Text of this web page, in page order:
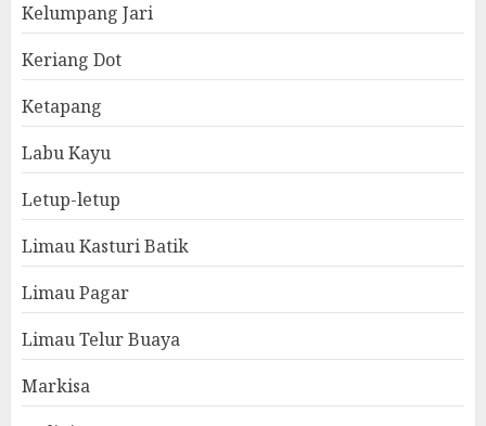
Kelumpang Jari
Keriang Dot
Ketapang
Labu Kayu
Letup-letup
Limau Kasturi Batik
Limau Pagar
Limau Telur Buaya
Markisa